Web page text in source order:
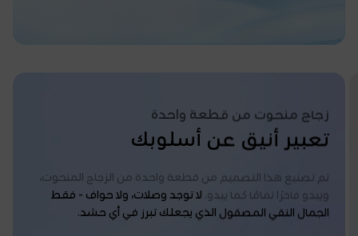
زجاج منحوت من قطعة واحدة
تعبير أنيق عن أسلوبك
تم تصنيع هذا التصميم من قطعة واحدة من الزجاج المنحوت،
ويبدو فاخرًا تمامًا كما يبدو. لا توجد وصلات، ولا حواف - فقط
الجمال النقي المصقول الذي يجعلك تبرز في أي حشد.